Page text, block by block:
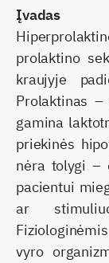
Įvadas
prolaktino
kraujyje
Prolaktinas
gamina
priekinės
nėra tolygi –
pacientui
ar
vyro